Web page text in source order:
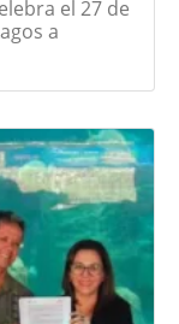
el 27 de
a